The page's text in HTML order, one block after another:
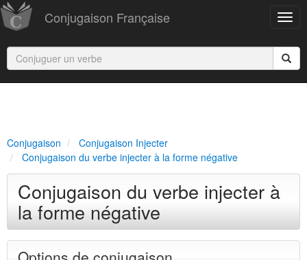
Conjugaison Française
Conjugaison
Conjugaison Injecter
Conjugaison du verbe injecter à la forme négative
Conjugaison du verbe injecter à
la forme négative